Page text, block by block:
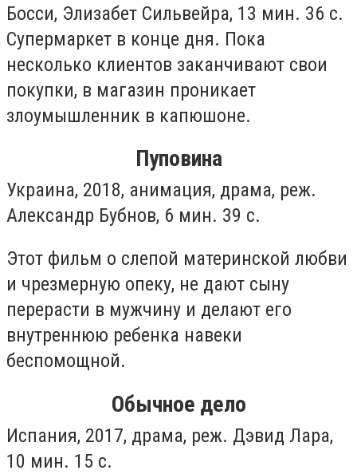
Босси, Элизабет Сильвейра, 13 мин. 36 с.
Супермаркет в конце дня. Пока
несколько клиентов заканчивают свои
покупки, в магазин проникает
злоумышленник в капюшоне.
Пуповина
Украина, 2018, анимация, драма, реж.
Александр Бубнов, 6 мин. 39 с.
Этот фильм о слепой материнской любви
и чрезмерную опеку, не дают сыну
перерасти в мужчину и делают его
внутреннюю ребенка навеки
беспомощной.
Обычное дело
Испания, 2017, драма, реж. Дэвид Лара,
10 мин. 15 с.